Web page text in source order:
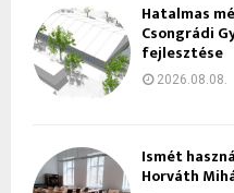
Hatalmas
Csongrádi
fejlesztése
2026.08.08.
Ismét
Horváth